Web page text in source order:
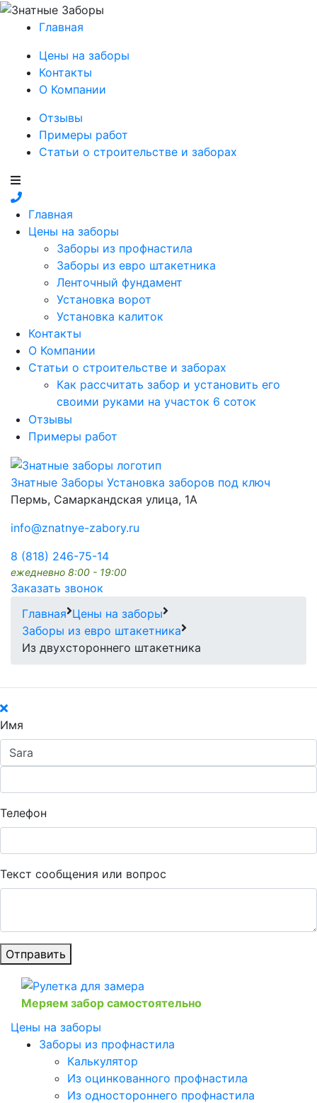
Главная
Цены на заборы
Контакты
О Компании
Отзывы
Примеры работ
Статьи о строительстве и заборах
Главная
Цены на заборы
Заборы из профнастила
Заборы из евро штакетника
Ленточный фундамент
Установка ворот
Установка калиток
Контакты
О Компании
Статьи о строительстве и заборах
Как рассчитать забор и установить его
своими руками на участок 6 соток
Отзывы
Примеры работ
Знатные Заборы Установка заборов под ключ
Пермь, Самаркандская улица, 1А
info@znatnye-zabory.ru
8 (818) 246-75-14
ежедневно 8:00 - 19:00
Заказать звонок
Главная Цены на заборы
Заборы из евро штакетника
Из двухстороннего штакетника
Имя
Телефон
Текст сообщения или вопрос
Отправить
Меряем забор самостоятельно
Цены на заборы
Заборы из профнастила
Калькулятор
Из оцинкованного профнастила
Из одностороннего профнастила